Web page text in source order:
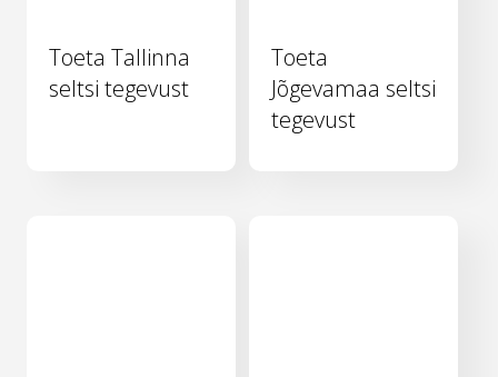
Toeta Tallinna
seltsi tegevust
Toeta
Jõgevamaa seltsi
tegevust